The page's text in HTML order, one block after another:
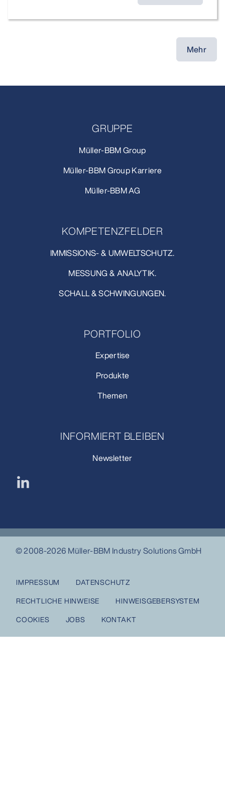
Mehr
GRUPPE
Müller-BBM Group
Müller-BBM Group Karriere
Müller-BBM AG
KOMPETENZFELDER
IMMISSIONS- & UMWELTSCHUTZ.
MESSUNG & ANALYTIK.
SCHALL & SCHWINGUNGEN.
PORTFOLIO
Expertise
Produkte
Themen
INFORMIERT BLEIBEN
Newsletter
© 2008-2026 Müller-BBM Industry Solutions GmbH
IMPRESSUM
DATENSCHUTZ
RECHTLICHE HINWEISE
HINWEISGEBERSYSTEM
COOKIES
JOBS KONTAKT